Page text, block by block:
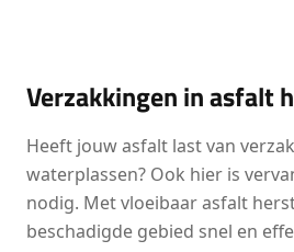
Verzakkingen in asfalt
Heeft jouw asfalt last van
waterplassen? Ook hier is
nodig. Met vloeibaar asfalt
beschadigde gebied snel en